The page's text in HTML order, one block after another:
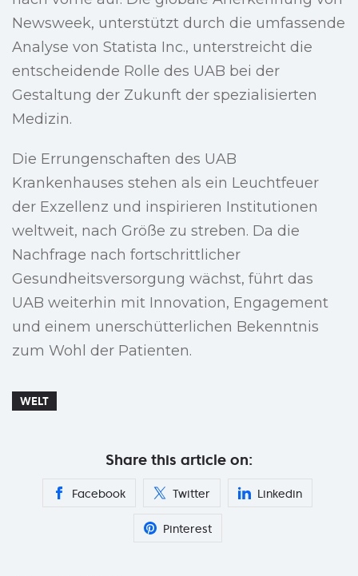
Newsweek, unterstützt durch die umfassende
Analyse von Statista Inc., unterstreicht die
entscheidende Rolle des UAB bei der
Gestaltung der Zukunft der spezialisierten
Medizin.
Die Errungenschaften des UAB
Krankenhauses stehen als ein Leuchtfeuer
der Exzellenz und inspirieren Institutionen
weltweit, nach Größe zu streben. Da die
Nachfrage nach fortschrittlicher
Gesundheitsversorgung wächst, führt das
UAB weiterhin mit Innovation, Engagement
und einem unerschütterlichen Bekenntnis
zum Wohl der Patienten.
WELT
Share this article on:
Facebook Twitter Linkedin
Pinterest